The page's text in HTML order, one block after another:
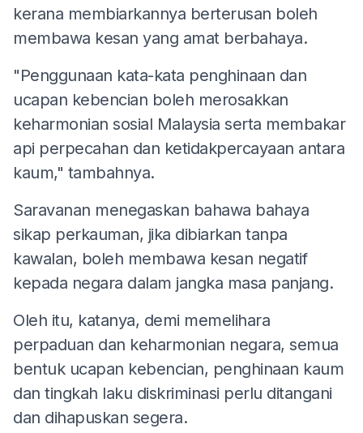
kerana membiarkannya berterusan boleh
membawa kesan yang amat berbahaya.
"Penggunaan kata-kata penghinaan dan
ucapan kebencian boleh merosakkan
keharmonian sosial Malaysia serta membakar
api perpecahan dan ketidakpercayaan antara
kaum," tambahnya.
Saravanan menegaskan bahawa bahaya
sikap perkauman, jika dibiarkan tanpa
kawalan, boleh membawa kesan negatif
kepada negara dalam jangka masa panjang.
Oleh itu, katanya, demi memelihara
perpaduan dan keharmonian negara, semua
bentuk ucapan kebencian, penghinaan kaum
dan tingkah laku diskriminasi perlu ditangani
dan dihapuskan segera.